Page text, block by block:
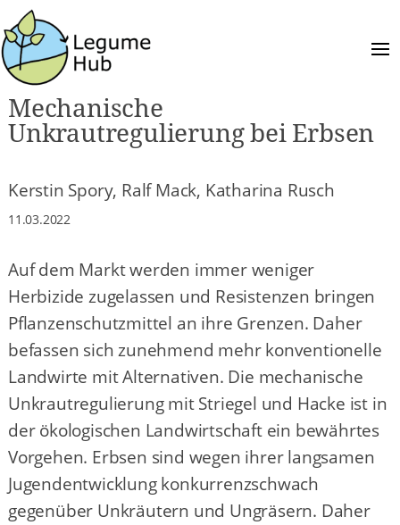
Mechanische
Unkrautregulierung bei Erbsen
Kerstin Spory, Ralf Mack, Katharina Rusch
11.03.2022
Auf dem Markt werden immer weniger
Herbizide zugelassen und Resistenzen bringen
Pflanzenschutzmittel an ihre Grenzen. Daher
befassen sich zunehmend mehr konventionelle
Landwirte mit Alternativen. Die mechanische
Unkrautregulierung mit Striegel und Hacke ist in
der ökologischen Landwirtschaft ein bewährtes
Vorgehen. Erbsen sind wegen ihrer langsamen
Jugendentwicklung konkurrenzschwach
gegenüber Unkräutern und Ungräsern. Daher